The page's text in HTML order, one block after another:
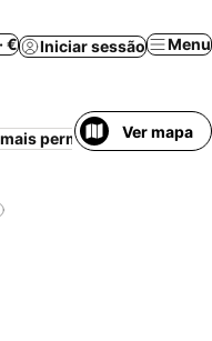
€ Iniciar sessão Menu
permitidos Casa/
Ver mapa